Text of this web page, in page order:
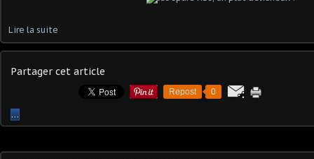
Lire la suite
Partager cet article
Repost 0
…